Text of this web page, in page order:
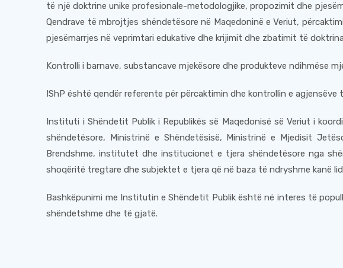
të një doktrine unike profesionale-metodologjike, propozimit dhe
Qendrave të mbrojtjes shëndetësore në Maqedoninë e Veriut,
pjesëmarrjes në veprimtari edukative dhe krijimit dhe zbatimit të
Kontrolli i barnave, substancave mjekësore dhe produkteve ndihmëse
IShP është qendër referente për përcaktimin dhe kontrollin e agjensëve
Instituti i Shëndetit Publik i Republikës së Maqedonisë së Veriut i
shëndetësore, Ministrinë e Shëndetësisë, Ministrinë e Mjedisit
Brendshme, institutet dhe institucionet e tjera shëndetësore nga
shoqëritë tregtare dhe subjektet e tjera që në baza të ndryshme kanë
Bashkëpunimi me Institutin e Shëndetit Publik është në interes të
shëndetshme dhe të gjatë.